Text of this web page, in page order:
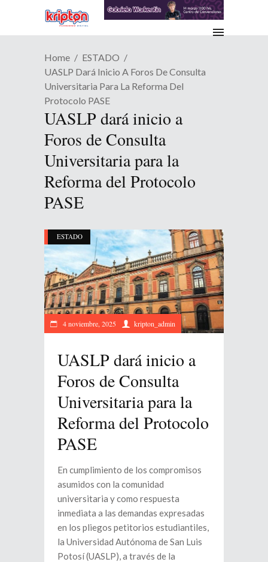
Home
ESTADO
UASLP Dará Inicio A Foros De Consulta
Universitaria Para La Reforma Del
Protocolo PASE
UASLP dará inicio a
Foros de Consulta
Universitaria para la
Reforma del Protocolo
PASE
ESTADO
4 noviembre, 2025 kripton_admin
UASLP dará inicio a
Foros de Consulta
Universitaria para la
Reforma del Protocolo
PASE
En cumplimiento de los compromisos
asumidos con la comunidad
universitaria y como respuesta
inmediata a las demandas expresadas
en los pliegos petitorios estudiantiles,
la Universidad Autónoma de San Luis
Potosí (UASLP), a través de la